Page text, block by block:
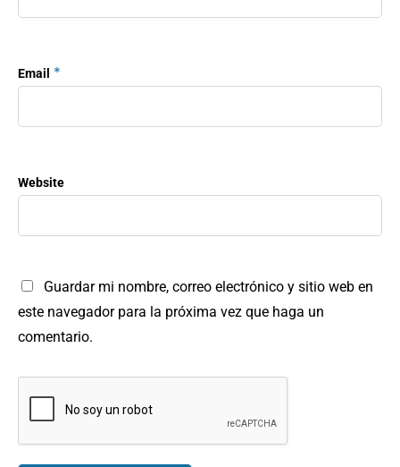
Email *
Website
Guardar mi nombre, correo electrónico y sitio web en
este navegador para la próxima vez que haga un
comentario.